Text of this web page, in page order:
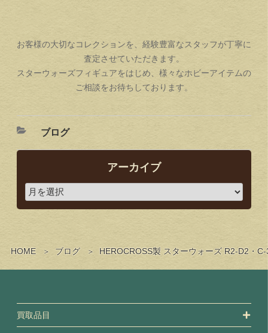
HOME ブログ HEROCROSS製 スターウォーズ R2-D2・
お客様の大切なコレクションを、経験豊富なスタッフが丁寧に
査定させていただきます。
スターウォーズフィギュアをはじめ、様々なホビーアイテムの
ご相談をお待ちしております。
ブログ
アーカイブ
買取品目